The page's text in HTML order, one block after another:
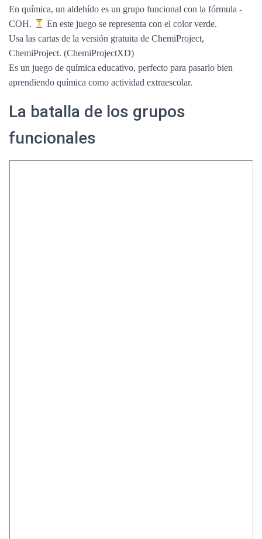
En química, un aldehído es un grupo funcional con la fórmula -
COH.
En este juego se representa con el color verde.
Usa las cartas de la versión gratuita de ChemiProject,
ChemiProject. (ChemiProjectXD)
Es un juego de química educativo, perfecto para pasarlo bien
aprendiendo química como actividad extraescolar.
La batalla de los grupos
funcionales